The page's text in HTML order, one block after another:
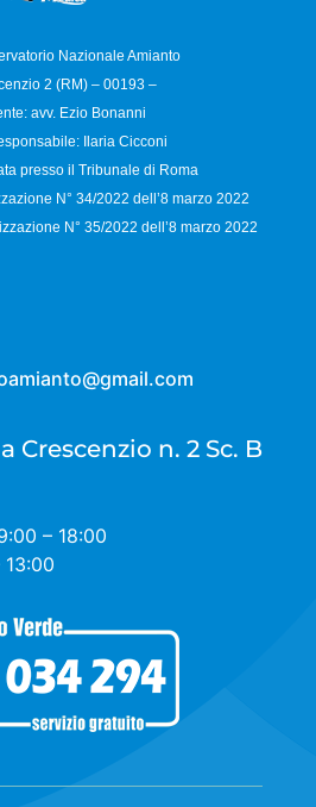
Nazionale Amianto
2 (RM) – 00193 –
avv. Ezio Bonanni
Ilaria Cicconi
presso il Tribunale di Roma
N°34/2022 dell’8 marzo 2022
N° 35/2022 dell’8 marzo 2022
Crescenzio n. 2 Sc. B
– 18:00